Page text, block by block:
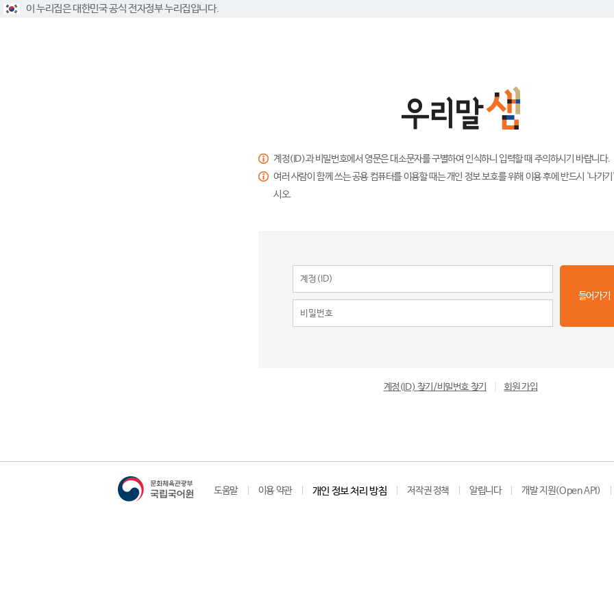
이 누리집은 대한민국 공식 전자정부 누리집입니다.
계정(ID)과 비밀번호에서 영문은 대소문자를 구별하여 인식하니 입력할 때 주의하시기 바랍니다.
여러 사람이 함께 쓰는 공용 컴퓨터를 이용할 때는 개인 정보 보호를 위해 이용 후에 반드시 '나가
시오.
들어가기
계정(ID) 찾기/비밀번호 찾기 회원 가입
도움말 이용 약관 개인 정보 처리 방침 저작권 정책 알립니다 개발 지원(Open API)